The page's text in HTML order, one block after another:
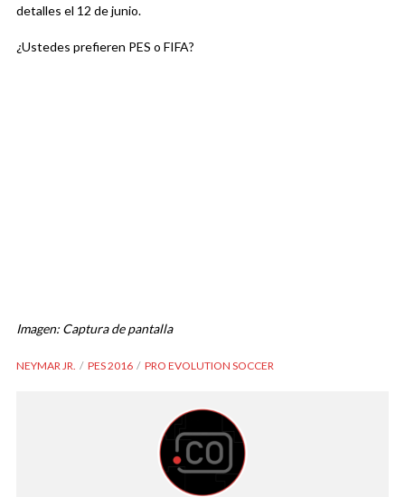
detalles el 12 de junio.
¿Ustedes prefieren PES o FIFA?
Imagen: Captura de pantalla
NEYMAR JR. PES 2016 PRO EVOLUTION SOCCER